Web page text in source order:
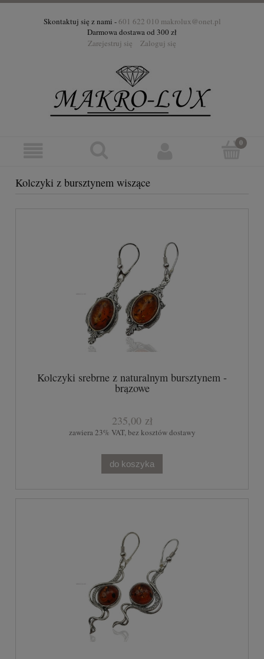
Skontaktuj się z nami -601 622 010 makrolux@onet.pl
Darmowa dostawa od 300 zł
Zarejestruj się
Zaloguj się
Kolczyki z bursztynem wiszące
Kolczyki srebrne z naturalnym bursztynem -
brązowe
235,00 zł
zawiera 23% VAT, bez kosztów dostawy
do koszyka